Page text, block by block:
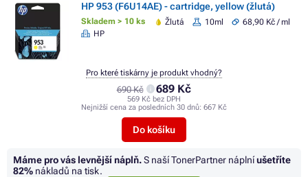
HP 953 (F6U14AE) - cartridge, yellow (žlutá)
Skladem > 10 ks Žlutá 10ml
68,90 Kč / ml
HP
690 Kč 689 Kč
569 Kč bez DPH
Nejnižší cena za posledních 30 dnů: 667 Kč
Do košíku
Pro které tiskárny je produkt vhodný?
Máme pro vás levnější náplň.S naší TonerPartner náplníušetříte
82% nákladů na tisk.